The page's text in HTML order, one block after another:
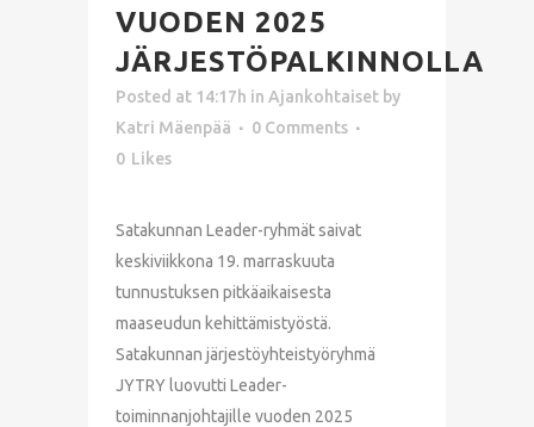
VUODEN 2025
JÄRJESTÖPALKINNOLLA
Posted at 14:17h in Ajankohtaiset by
Katri Mäenpää
0 Comments
0 Likes
Satakunnan Leader-ryhmät saivat
keskiviikkona 19. marraskuuta
tunnustuksen pitkäaikaisesta
maaseudun kehittämistyöstä.
Satakunnan järjestöyhteistyöryhmä
JYTRY luovutti Leader-
toiminnanjohtajille vuoden 2025